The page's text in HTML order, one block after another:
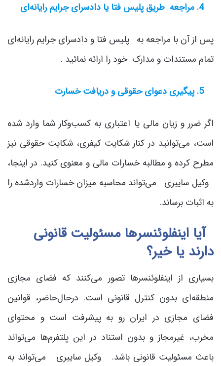
4. مراجعه طریق پلیس فتا یا دادسرای جرایم رایانه‌ای
پس از آن با مراجعه به پلیس فتا و دادسرای جرایم رایانه‌ای
تمام مستندات و مدارک خود را ارائه نمائید .
5. پیگیری دعوای حقوقی و دریافت خسارت
اگر ضرر و زیان مالی یا اعتباری به کسب‌وکار شما وارد شده
است، می‌توانید در کنار شکایت کیفری، شکایت حقوقی نیز
مطرح کرده و مطالبه خسارات مالی و معنوی کنید. در اینجا،
وکیل سایبری می‌تواند محاسبه میزان خسارات واردشده را
به اثبات برساند.
آیا اینفلوئنسرها مسئولیت قانونی
دارند یا خیر؟
بسیاری از اینفلوئنسرها تصور می‌کنند که فضای مجازی
منطقه‌ای بدون کنترل قانونی است. درحال‌حاضر، قوانین
فضای مجازی در ایران رو به پیشرفت است و محتوای
مخرب، غیرمجاز و بدون استناد در این پلتفرم‌ها می‌تواند
باعث مسئولیت قانونی باشد. وکیل سایبری می‌تواند به